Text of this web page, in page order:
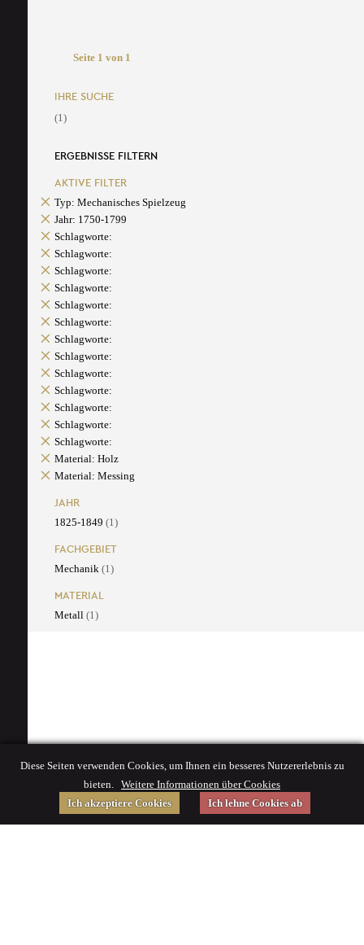
Seite 1 von 1
IHRE SUCHE
(1)
ERGEBNISSE FILTERN
AKTIVE FILTER
Typ: Mechanisches Spielzeug
Jahr: 1750-1799
Schlagworte:
Schlagworte:
Schlagworte:
Schlagworte:
Schlagworte:
Schlagworte:
Schlagworte:
Schlagworte:
Schlagworte:
Schlagworte:
Schlagworte:
Schlagworte:
Schlagworte:
Material: Holz
Material: Messing
JAHR
1825-1849 (1)
FACHGEBIET
Mechanik (1)
MATERIAL
Metall (1)
Diese Seiten verwenden Cookies, um Ihnen ein besseres Nutzererlebnis zu
bieten. Weitere Informationen über Cookies
Ich akzeptiere Cookies
Ich lehne Cookies ab